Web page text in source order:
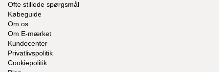
Ofte stillede spørgsmål
Købeguide
Om os
Om E-mærket
Kundecenter
Privatlivspolitik
Cookiepolitik